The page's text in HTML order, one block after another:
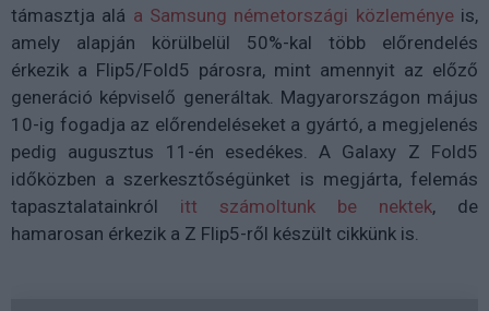
támasztja alá a Samsung németországi közleményeis,
amely alapján körülbelül 50%-kal több előrendelés
érkezik a Flip5/Fold5 párosra, mint amennyit az előző
generáció képviselő generáltak. Magyarországon május
10-ig fogadja az előrendeléseket a gyártó, a megjelenés
pedig augusztus 11-én esedékes. A Galaxy Z Fold5
időközben a szerkesztőségünket is megjárta, felemás
tapasztalatainkról itt számoltunk be nektek, de
hamarosan érkezik a Z Flip5-ről készült cikkünk is.